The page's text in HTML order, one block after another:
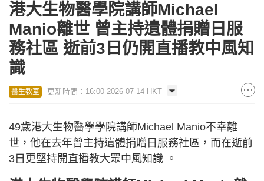
港大生物醫學院講師Michael
Manio離世 曾主持遺體捐贈日服
務社區 逝前3日仍開直播教中風知
識
醫生教室 更新時間：16:00 2026-07-14 HKT
49歲港大生物醫學學院講師Michael Manio不幸離
世，他在去年曾主持遺體捐贈日服務社區，而在逝前
3日更堅持開直播教大眾中風知識 。